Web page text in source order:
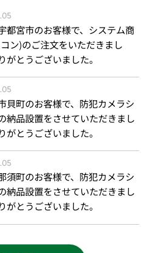
都宮市のお客様で、システム商
ン)のご注文をいただきまし
がとうございました。
貝町のお客様で、防犯カメラシ
納品設置をさせていただきまし
がとうございました。
須町のお客様で、防犯カメラシ
納品設置をさせていただきまし
がとうございました。